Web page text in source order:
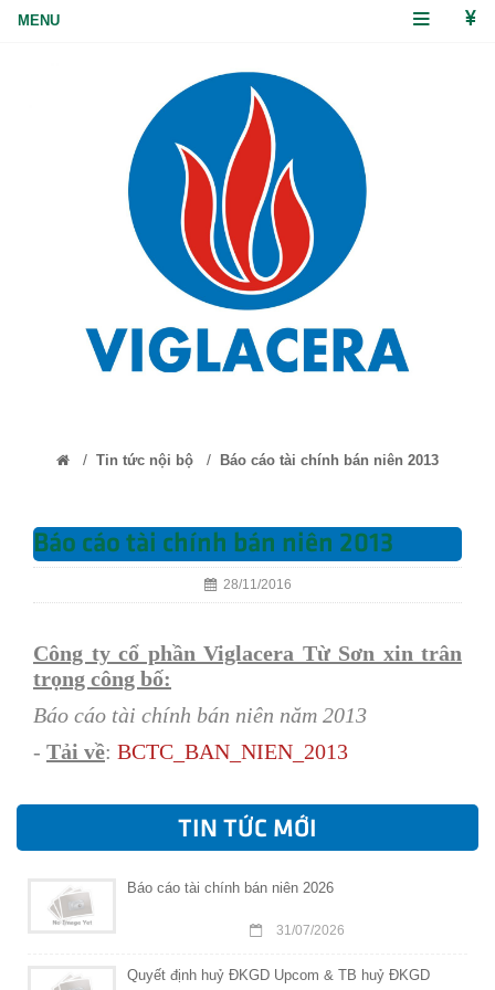
/ Tin tức nội bộ / Báo cáo tài chính bán niên 2013
Báo cáo tài chính bán niên 2013
28/11/2016
Công ty cổ phần Viglacera Từ Sơn xin trân
trọng công bố:
Báo cáo tài chính bán niên năm 2013
- Tải về: BCTC_BAN_NIEN_ 2013
TIN TỨC MỚI
Báo cáo tài chính bán niên 2026
31/07/2026
Quyết định huỷ ĐKGD Upcom & TB huỷ ĐKGD